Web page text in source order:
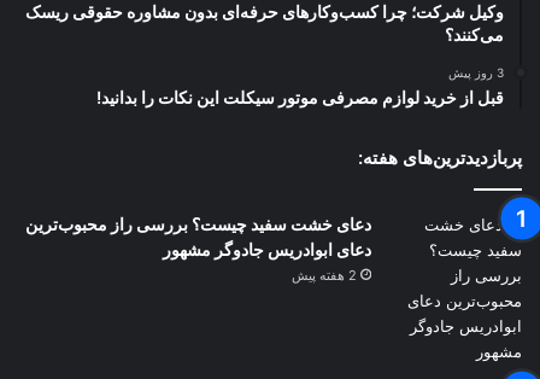
وکیل شرکت؛ چرا کسب‌وکارهای حرفه‌ای بدون مشاوره حقوقی ریسک
می‌کنند؟
3 روز پیش
قبل از خرید لوازم مصرفی موتور سیکلت این نکات را بدانید!
پربازدیدترین‌های هفته:
دعای خشت سفید چیست؟ بررسی راز محبوب‌ترین
دعای ابوادریس جادوگر مشهور
2 هفته پیش